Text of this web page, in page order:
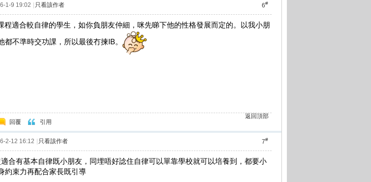
6#
1-9 19:02 只看該作者
程適合較自律的學生，如你負朋友仲細，咪先睇下他的性格發展而定的。以我小朋
都不準時交功課，所以最後冇揀IB。
回覆 引用
返回頂部
7#
2-12 16:12 只看該作者
合有基本自律既小朋友，同埋唔好諗住自律可以單靠學校就可以培養到，都要小
約束力再配合家長既引導